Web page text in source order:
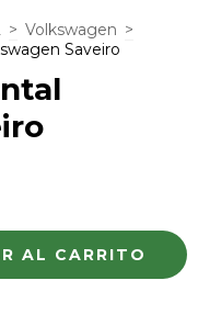
> Volkswagen >
Saveiro